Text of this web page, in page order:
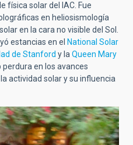
física solar del IAC. Fue
en heliosismología
en la cara no visible del Sol.
estancias en el National Solar
de Stanford y laQueen Mary
perdura en los avances
actividad solar y su influencia